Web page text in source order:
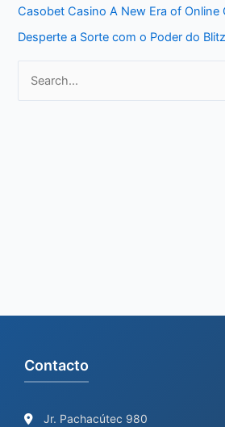
Casobet Casino A New Era of Online
Desperte a Sorte com o Poder do
Contacto
Jr. Pachacútec 980